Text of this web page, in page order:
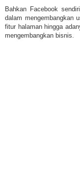
Bahkan Facebook
dalam mengembangkan
fitur halaman hingga
mengembangkan bisnis.